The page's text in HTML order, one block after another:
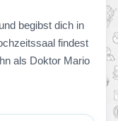
begibst dich in
findest
als Doktor Mario